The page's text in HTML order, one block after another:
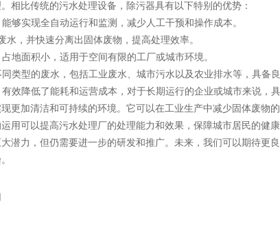
相比传统的污水处理设备，除污器具有以下特别的优势：
实现全自动运行和监测，减少人工干预和操作成本。
，并快速分离出固体废物，提高处理效率。
面积小，适用于空间有限的工厂或城市环境。
型的废水，包括工业废水、城市污水以及农业排水等，具备良
降低了能耗和运营成本，对于长期运行的企业或城市来说，具
现更加清洁和可持续的环境。它可以在工业生产中减少固体废物
用可以提高污水处理厂的处理能力和效果，保障城市居民的健康
潜力，但仍需要进一步的研发和推广。未来，我们可以期待更